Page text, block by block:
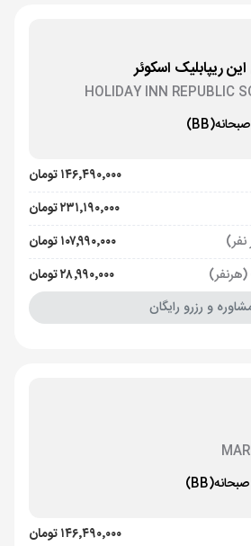
ریپابلیک اسکوئر
HOLIDAY INN REPUBLIC
صبحانه(BB)
۱۴۶٬۴۹۰٬۰۰۰ تومان
۲۳۱٬۱۹۰٬۰۰۰ تومان
۱۰۷٬۹۹۰٬۰۰۰ تومان
۲۸٬۹۹۰٬۰۰۰ تومان
و رزرو رایگان
صبحانه(BB)
۱۴۶٬۴۹۰٬۰۰۰ تومان